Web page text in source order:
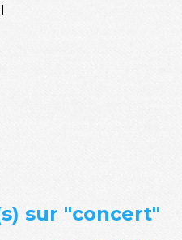
sur "concert"